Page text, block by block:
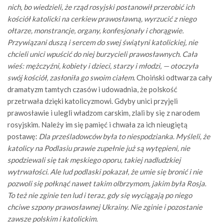
nich, bo wiedzieli, że rząd rosyjski postanowił przerobić ich
kościół katolicki na cerkiew prawosławną, wyrzucić z niego
ołtarze, monstrancje, organy, konfesjonały i chorągwie.
Przywiązani duszą i sercem do swej świątyni katolickiej, nie
chcieli unici wpuścić do niej burzycieli prawosławnych. Cała
wieś: mężczyźni, kobiety i dzieci, starzy i młodzi, — otoczyła
swój kościół, zasłoniła go swoim ciałem. Choiński odtwarza cały
dramatyzm tamtych czasów i udowadnia, że polskość
przetrwała dzięki katolicyzmowi. Gdyby unici przyjęli
prawosławie i ulegli władzom carskim, zlali by się z narodem
rosyjskim. Należy im się pamięć i chwała za ich nieugiętą
postawę: Dla prześladowców była to niespodzianka. Myśleli, że
katolicy na Podlasiu prawie zupełnie już są wytępieni, nie
spodziewali się tak męskiego oporu, takiej nadludzkiej
wytrwałości. Ale lud podlaski pokazał, że umie się bronić i nie
pozwoli się połknąć nawet takim olbrzymom, jakim była Rosja.
To też nie zginie ten lud i teraz, gdy się wyciągają po niego
chciwe szpony prawosławnej Ukrainy. Nie zginie i pozostanie
zawsze polskim i katolickim.